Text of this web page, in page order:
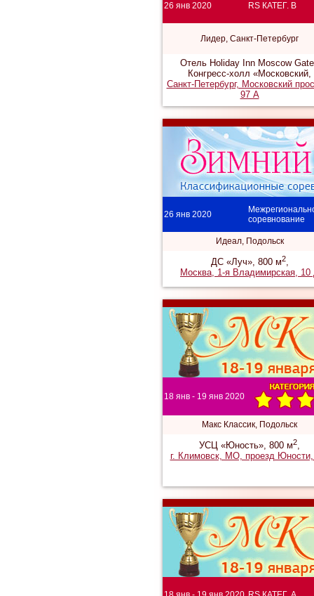
26 янв 2020 RS КАТЕГ. B
Лидер, Санкт-Петербург
Отель Holiday Inn Moscow
Конгресс-холл «Московский,
Санкт-Петербург, Московский
97 А
26 янв 2020
соревнование
Идеал, Подольск
ДС «Луч», 800 м2,
Москва, 1-я Владимирская, 10
18 янв - 19 янв 2020
Макс Классик, Подольск
УСЦ «Юность», 800 м2,
г. Климовск, МО, проезд